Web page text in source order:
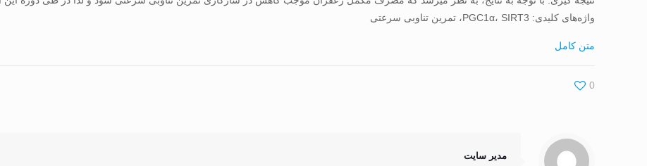
واژه‌های کلیدی: PGC1α، SIRT3، تمرین تناوبی سرعتی
متن کامل
0
مدیر سایت